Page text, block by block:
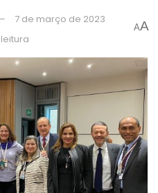
7 de março de 2023
AA